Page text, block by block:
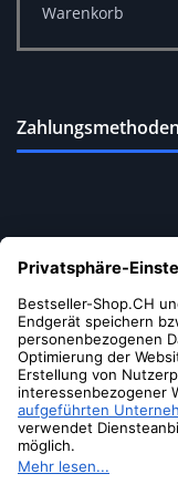
Warenkorb
Zahlungsmethoden
Soziale Medien